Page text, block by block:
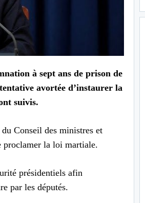
à sept ans de prison de
avortée d’instaurer la
suivis.
Conseil des ministres et
proclamer la loi martiale.
présidentiels afin
par les députés.